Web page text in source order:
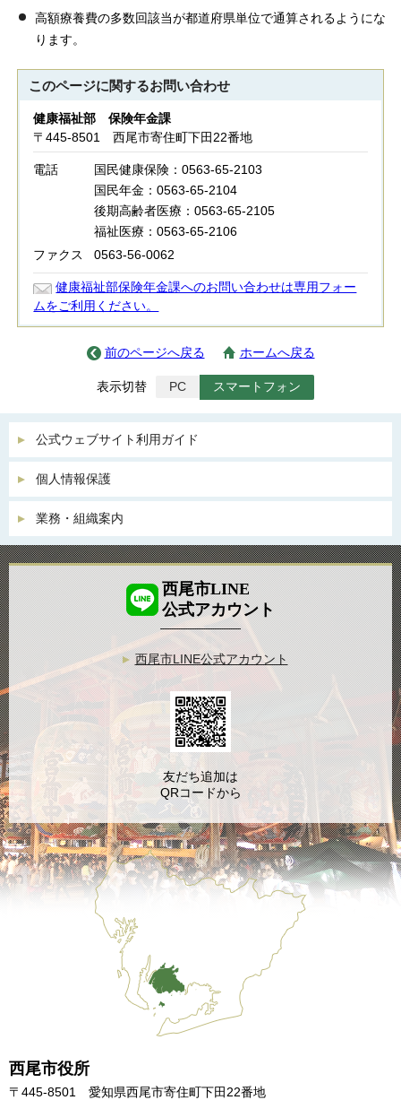
高額療養費の多数回該当が都道府県単位で通算されるようにな
ります。
このページに関するお問い合わせ
健康福祉部 保険年金課
〒445-8501 西尾市寄住町下田22番地
電話
国民健康保険：0563-65-2103
国民年金：0563-65-2104
後期高齢者医療：0563-65-2105
福祉医療：0563-65-2106
ファクス
0563-56-0062
健康福祉部保険年金課へのお問い合わせは専用フォー
ムをご利用ください。
前のページへ戻る ホームへ戻る
表示切替 PC スマートフォン
公式ウェブサイト利用ガイド
個人情報保護
業務・組織案内
西尾市役所
〒445-8501 愛知県西尾市寄住町下田22番地
西尾市LINE
公式アカウント
西尾市LINE公式アカウント
友だち追加は
QRコードから